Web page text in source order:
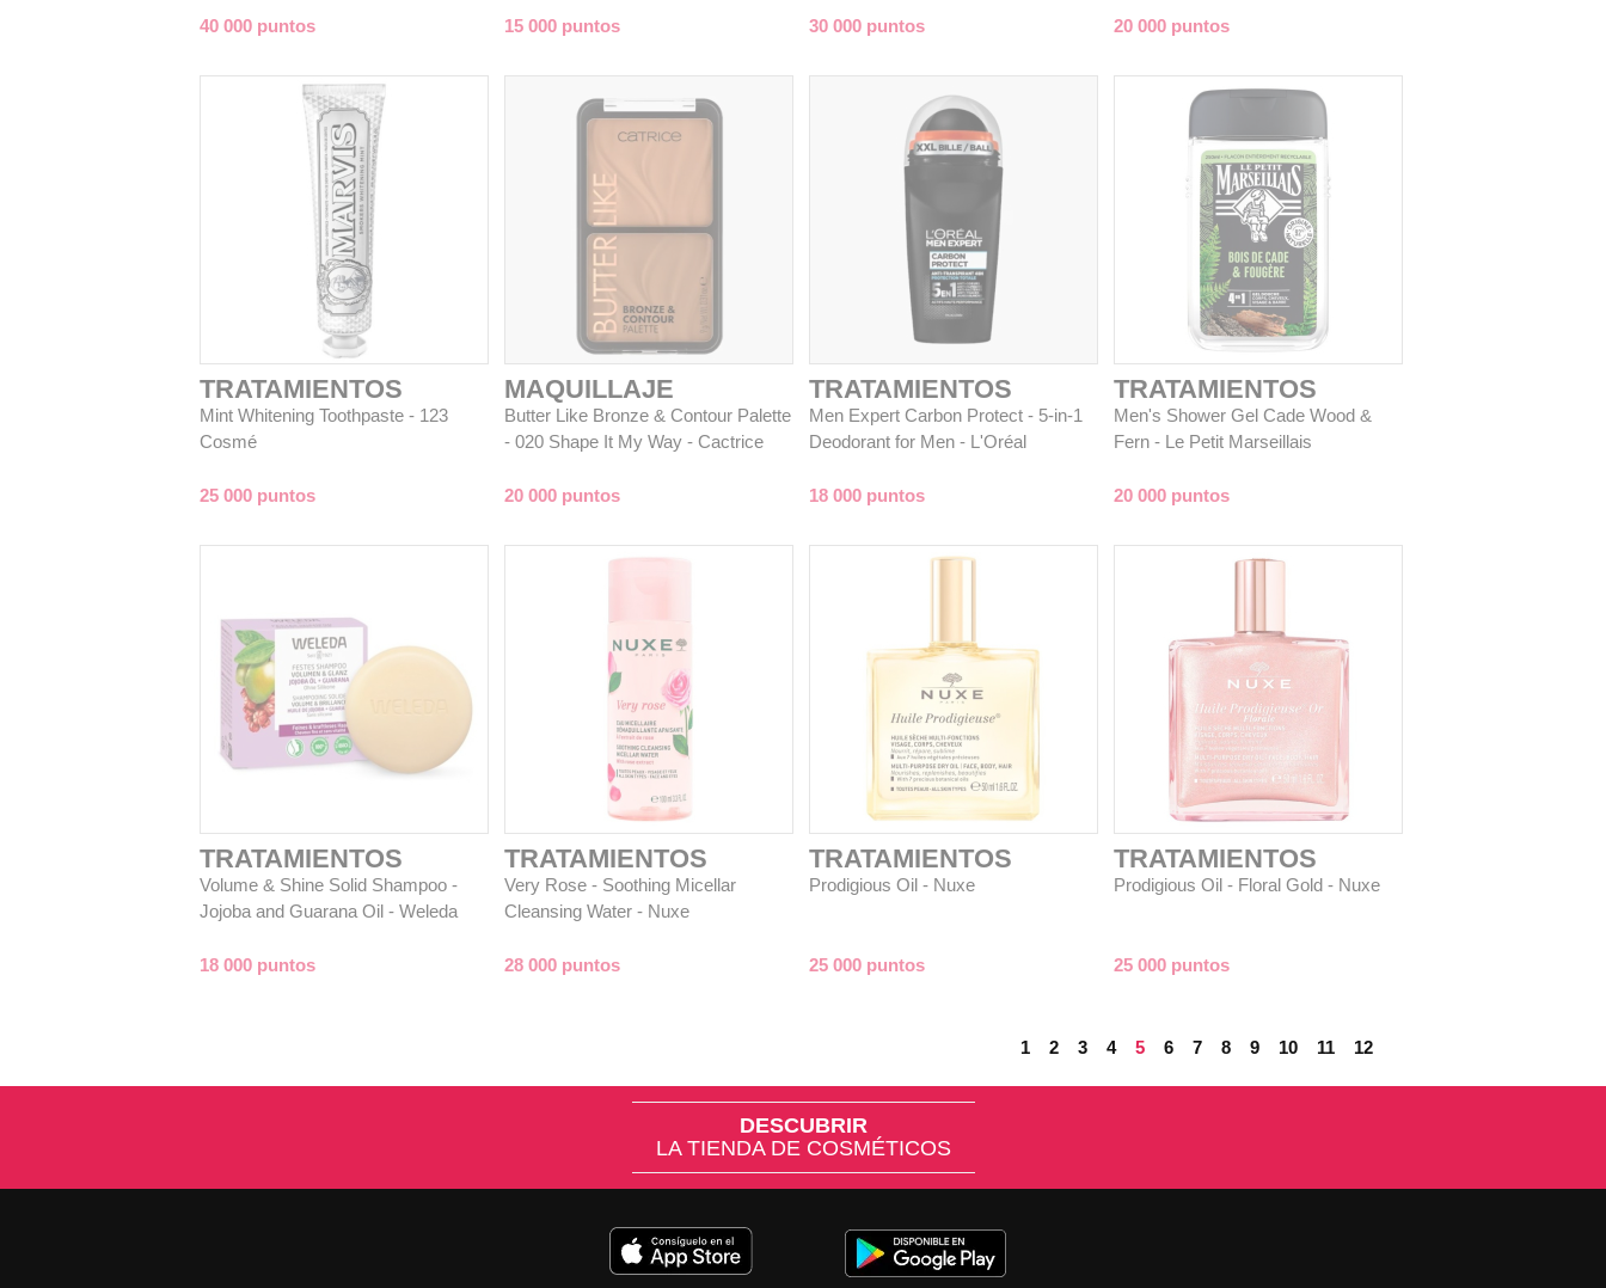
40 000 puntos 15 000 puntos 30 000 puntos 20 000 puntos
TRATAMIENTOS
Mint Whitening Toothpaste - 123
Cosmé
25 000 puntos
MAQUILLAJE
Butter Like Bronze & Contour Palette
- 020 Shape It My Way - Cactrice
20 000 puntos
TRATAMIENTOS
Men Expert Carbon Protect - 5-in-1
Deodorant for Men - L'Oréal
18 000 puntos
TRATAMIENTOS
Men's Shower Gel Cade Wood &
Fern - Le Petit Marseillais
20 000 puntos
TRATAMIENTOS
Volume & Shine Solid Shampoo -
Jojoba and Guarana Oil - Weleda
18 000 puntos
TRATAMIENTOS
Very Rose - Soothing Micellar
Cleansing Water - Nuxe
28 000 puntos
TRATAMIENTOS
Prodigious Oil - Nuxe
25 000 puntos
TRATAMIENTOS
Prodigious Oil - Floral Gold - Nuxe
25 000 puntos
1 2 3 4 5 6 7 8 9 10 11 12
DESCUBRIR
LA TIENDA DE COSMÉTICOS